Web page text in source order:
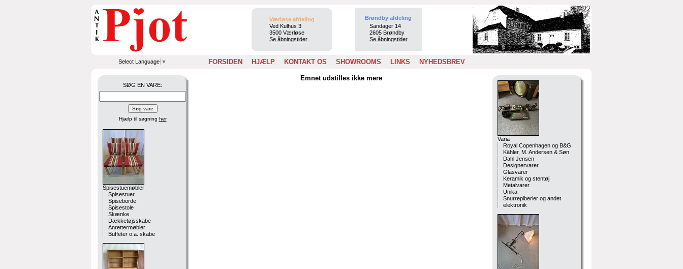
Værløse afdeling
Ved Kulhus 3
3500 Værløse
Se åbningstider
Brøndby afdeling
Sandager 14
2605 Brøndby
Se åbningstider
Select Language ▼ FORSIDEN HJÆLP KONTAKT OS SHOWROOMS LINKS NYHEDSBREV
SØG EN VARE:
Hjælp til søgning her
Spisestuemøbler
Spisestuer
Spiseborde
Spisestole
Skænke
Dækketøjsskabe
Anrettermøbler
Buffeter o.a. skabe
Emnet udstilles ikke mere
Varia
Royal Copenhagen og B&G
Kähler, M. Andersen & Søn
Dahl Jensen
Designervarer
Glasvarer
Keramik og stentøj
Metalvarer
Unika
Snurrepiberier og andet
elektronik